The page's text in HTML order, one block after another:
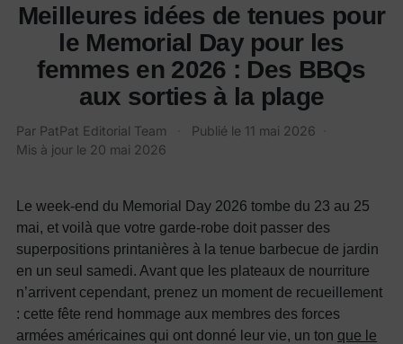
Meilleures idées de tenues pour
le Memorial Day pour les
femmes en 2026 : Des BBQs
aux sorties à la plage
Par PatPat Editorial Team Publié le 11 mai 2026
Mis à jour le 20 mai 2026
Le week-end du Memorial Day 2026 tombe du 23 au 25
mai, et voilà que votre garde-robe doit passer des
superpositions printanières à la tenue barbecue de jardin
en un seul samedi. Avant que les plateaux de nourriture
n’arrivent cependant, prenez un moment de recueillement
: cette fête rend hommage aux membres des forces
armées américaines qui ont donné leur vie, un ton que le